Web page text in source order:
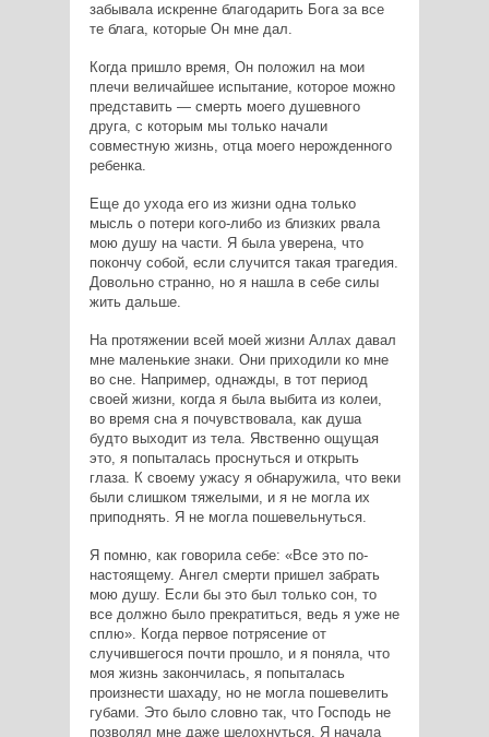
забывала искренне благодарить Бога за все
те блага, которые Он мне дал.
Когда пришло время, Он положил на мои
плечи величайшее испытание, которое можно
представить — смерть моего душевного
друга, с которым мы только начали
совместную жизнь, отца моего нерожденного
ребенка.
Еще до ухода его из жизни одна только
мысль о потери кого-либо из близких рвала
мою душу на части. Я была уверена, что
покончу собой, если случится такая трагедия.
Довольно странно, но я нашла в себе силы
жить дальше.
На протяжении всей моей жизни Аллах давал
мне маленькие знаки. Они приходили ко мне
во сне. Например, однажды, в тот период
своей жизни, когда я была выбита из колеи,
во время сна я почувствовала, как душа
будто выходит из тела. Явственно ощущая
это, я попыталась проснуться и открыть
глаза. К своему ужасу я обнаружила, что веки
были слишком тяжелыми, и я не могла их
приподнять. Я не могла пошевельнуться.
Я помню, как говорила себе: «Все это по-
настоящему. Ангел смерти пришел забрать
мою душу. Если бы это был только сон, то
все должно было прекратиться, ведь я уже не
сплю». Когда первое потрясение от
случившегося почти прошло, и я поняла, что
моя жизнь закончилась, я попыталась
произнести шахаду, но не могла пошевелить
губами. Это было словно так, что Господь не
позволял мне даже шелохнуться. Я начала